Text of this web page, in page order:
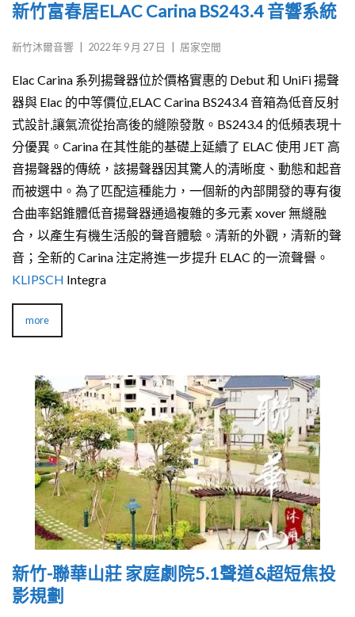
新竹富春居ELAC Carina BS243.4 音響系統
新竹沐爾音響 2022 年 9 月 27 日 居家空間
Elac Carina 系列揚聲器位於價格實惠的 Debut 和 UniFi 揚聲
器與 Elac 的中等價位,ELAC Carina BS243.4 音箱為低音反射
式設計,讓氣流從抬高後的縫隙發散。BS243.4 的低頻表現十
分優異。Carina 在其性能的基礎上延續了 ELAC ​​使用 JET 高
音揚聲器的傳統，該揚聲器因其驚人的清晰度、動態和起音
而被選中。為了匹配這種能力，一個新的內部開發的專有復
合曲率鋁錐體低音揚聲器通過複雜的多元素 xover 無縫融
合，以產生有機生活般的聲音體驗。清新的外觀，清新的聲
音；全新的 Carina 注定將進一步提升 ELAC ​​的一流聲譽。
KLIPSCH Integra
more
新竹-聯華山莊 家庭劇院5.1聲道&超短焦投
影規劃